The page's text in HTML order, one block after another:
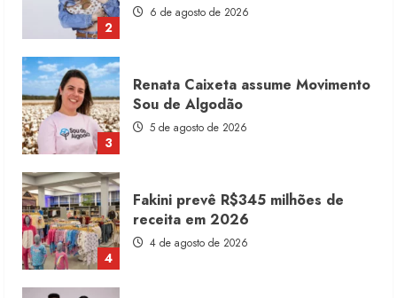
2
6 de agosto de 2026
3
Renata Caixeta assume Movimento
Sou de Algodão
5 de agosto de 2026
4
Fakini prevê R$345 milhões de
receita em 2026
4 de agosto de 2026